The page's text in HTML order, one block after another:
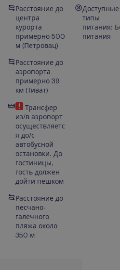
Расстояние до
центра
курорта
примерно 500
м (Петровац)
Расстояние до
аэропорта
примерно 39
км (Тиват)
Трансфер
из/в аэропорт
осуществляетс
я до/с
автобусной
остановки. До
гостиницы,
гость должен
дойти пешком
Расстояние до
песчано-
галечного
пляжа около
350 м
Доступные
типы
питания:
питания